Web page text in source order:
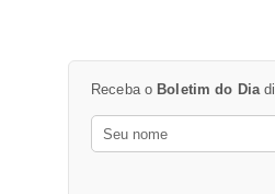
Receba o Boletim do Dia